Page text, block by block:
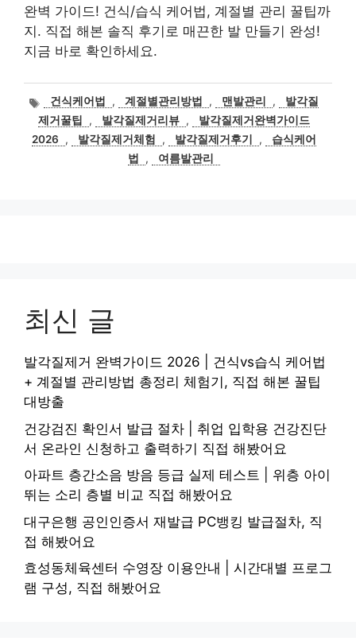
완벽 가이드! 건식/습식 케어법, 계절별 관리 꿀팁까
지. 직접 해본 솔직 후기로 매끈한 발 만들기 완성!
지금 바로 확인하세요.
태
그
건식케어법 , 계절별관리방법 , 맨발관리 ,
발각질
제거꿀팁
, 발각질제거리뷰 ,
발각질제거완벽가이드
2026
, 발각질제거체험 , 발각질제거후기 ,
습식케어
법
, 여름발관리
최신 글
발각질제거 완벽가이드 2026 | 건식vs습식 케어법
+ 계절별 관리방법 총정리 체험기, 직접 해본 꿀팁
대방출
건강검진 확인서 발급 절차 | 취업 입학용 건강진단
서 온라인 신청하고 출력하기 직접 해봤어요
아파트 층간소음 방음 등급 실제 테스트 | 위층 아이
뛰는 소리 층별 비교 직접 해봤어요
대구은행 공인인증서 재발급 PC뱅킹 발급절차, 직
접 해봤어요
효성동체육센터 수영장 이용안내 | 시간대별 프로그
램 구성, 직접 해봤어요